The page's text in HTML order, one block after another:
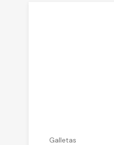
Galletas